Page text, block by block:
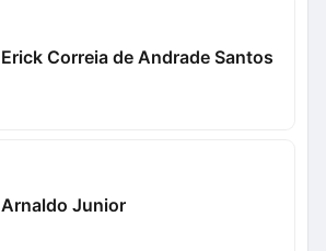
Erick Correia de Andrade Santos
Arnaldo Junior